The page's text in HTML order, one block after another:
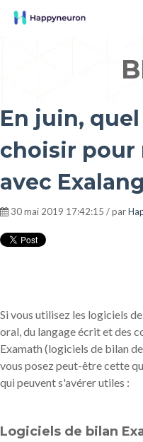
En juin,
choisir pour
avec
30 mai 2019 17:42:15 / par
Si vous utilisez les logiciels
oral, du langage écrit et des
Examath (logiciels de bilan
vous posez peut-être cette
qui peuvent s'avérer utiles :
Logiciels de bilan